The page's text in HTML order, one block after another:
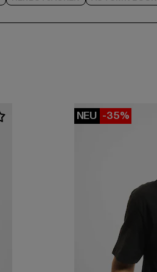
NEU -35%